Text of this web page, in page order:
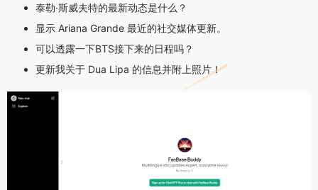
泰勒·斯威夫特的最新动态是什么？
显示 Ariana Grande 最近的社交媒体更新。
可以透露一下BTS接下来的日程吗？
更新我关于 Dua Lipa 的信息并附上照片！